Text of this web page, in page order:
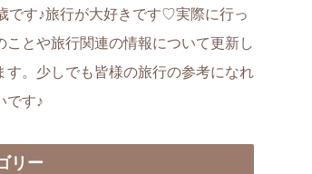
です♪旅行が大好きです♡実際に行っ
ことや旅行関連の情報について更新し
す。少しでも皆様の旅行の参考になれ
です♪
リー